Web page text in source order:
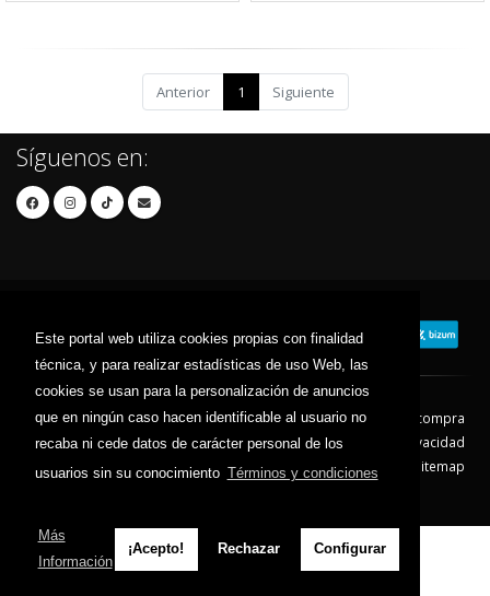
Este portal web utiliza cookies propias con finalidad
técnica, y para realizar estadísticas de uso Web, las
cookies se usan para la personalización de anuncios
que en ningún caso hacen identificable al usuario no
recaba ni cede datos de carácter personal de los
usuarios sin su conocimiento Términos y condiciones
Más
Información
¡Acepto! Rechazar Configurar
Anterior 1 Siguiente
Síguenos en:
Contacto Aviso Legal
Condiciones de compra
Política de envíos
Política de devolución
Política de Privacidad
Política de Cookies
Sitemap